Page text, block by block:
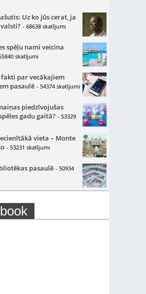
Uz ko jūs cerat, ja
- 68638 skatījumi
spēļu nami veicina
skatījumi
par vecākajiem
pasaulē - 54374 skatījumi
piedzīvojušas
gadu gaitā? - 53329
vieta – Monte
- 53231 skatījumi
pasaulē - 50934